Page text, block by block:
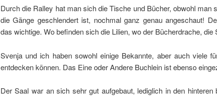
Durch die Ralley hat man sich die Tische und Bücher, obwohl man
die Gänge geschlendert ist, nochmal ganz genau angeschaut!
das wichtige. Wo befinden sich die Lilien, wo der Bücherdrache, die
Svenja und ich haben sowohl einige Bekannte, aber auch viele
entdecken können. Das Eine oder Andere Buchlein ist ebenso
Der Saal war an sich sehr gut aufgebaut, lediglich in den